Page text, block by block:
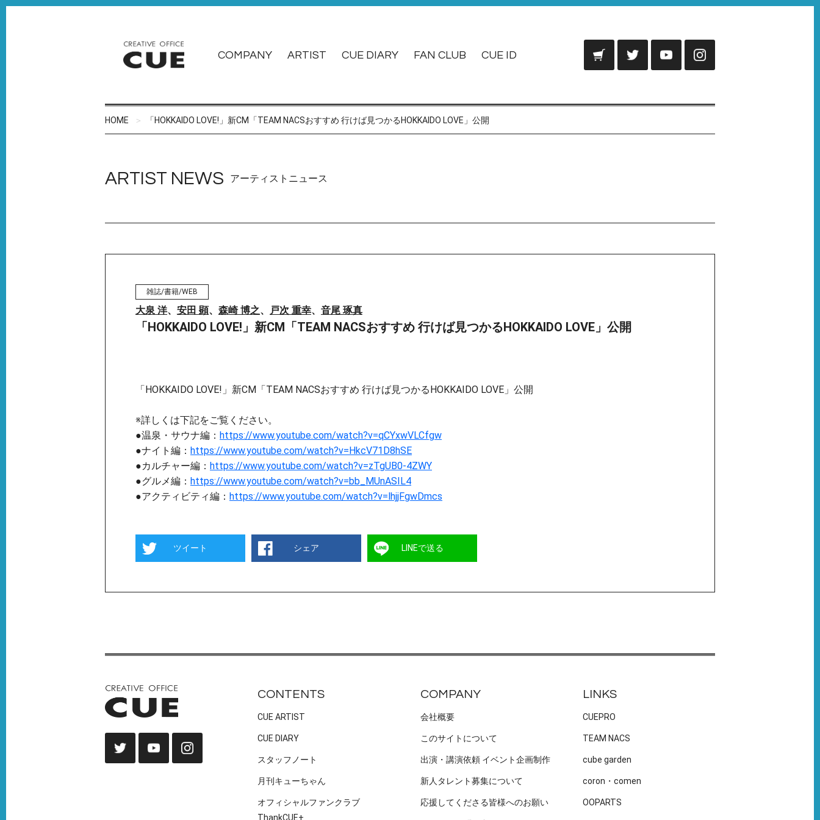
COMPANY ARTIST CUE DIARY FAN CLUB CUE ID
HOME 「HOKKAIDO LOVE!」新CM「TEAM NACSおすすめ 行けば見つかるHOKKAIDO LOVE」公開
ARTIST NEWS アーティストニュース
雑誌/書籍/WEB
大泉 洋、 安田 顕、 森崎 博之、 戸次 重幸、 音尾 琢真
「HOKKAIDO LOVE!」新CM「TEAM NACSおすすめ 行けば見つかるHOKKAIDO LOVE」公開
「HOKKAIDO LOVE!」新CM「TEAM NACSおすすめ 行けば見つかるHOKKAIDO LOVE」公開
※詳しくは下記をご覧ください。
●温泉・サウナ編： https://www.youtube.com/watch?v=qCYxwVLCfgw
●ナイト編： https://www.youtube.com/watch?v=HkcV71D8hSE
●カルチャー編： https://www.youtube.com/watch?v=zTgUB0-4ZWY
●グルメ編： https://www.youtube.com/watch?v=bb_MUnASIL4
●アクティビティ編： https://www.youtube.com/watch?v=lhjjFgwDmcs
ツイート シェア LINEで送る
CONTENTS
CUE ARTIST
CUE DIARY
スタッフノート
月刊キューちゃん
オフィシャルファンクラブ
ThankCUE+
COMPANY
会社概要
このサイトについて
出演・講演依頼 イベント企画制作
新人タレント募集について
応援してくださる皆様へのお願い
LINKS
CUEPRO
TEAM NACS
cube garden
coron・comen
OOPARTS